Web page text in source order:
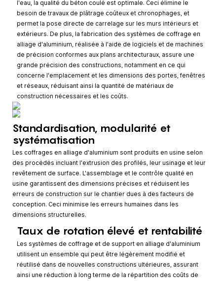
l'eau, la qualité du béton coulé est optimale. Ceci élimine le
besoin de travaux de plâtrage coûteux et chronophages, et
permet la pose directe de carrelage sur les murs intérieurs et
extérieurs. De plus, la fabrication des systèmes de coffrage en
alliage d'aluminium, réalisée à l'aide de logiciels et de machines
de précision conformes aux plans architecturaux, assure une
grande précision des constructions, notamment en ce qui
concerne l'emplacement et les dimensions des portes, fenêtres
et réseaux, réduisant ainsi la quantité de matériaux de
construction nécessaires et les coûts.
Standardisation, modularité et
systématisation
Les coffrages en alliage d'aluminium sont produits en usine selon
des procédés incluant l'extrusion des profilés, leur usinage et leur
revêtement de surface. L'assemblage et le contrôle qualité en
usine garantissent des dimensions précises et réduisent les
erreurs de construction sur le chantier dues à des facteurs de
conception. Ceci minimise les erreurs humaines dans les
dimensions structurelles.
Taux de rotation élevé et rentabilité
Les systèmes de coffrage et de support en alliage d'aluminium
utilisent un ensemble qui peut être légèrement modifié et
réutilisé dans de nouvelles constructions ultérieures, assurant
ainsi une réduction à long terme de la répartition des coûts de